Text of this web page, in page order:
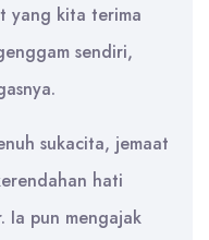
yang kita terima
sendiri,
sukacita, jemaat
hati
Ia pun mengajak